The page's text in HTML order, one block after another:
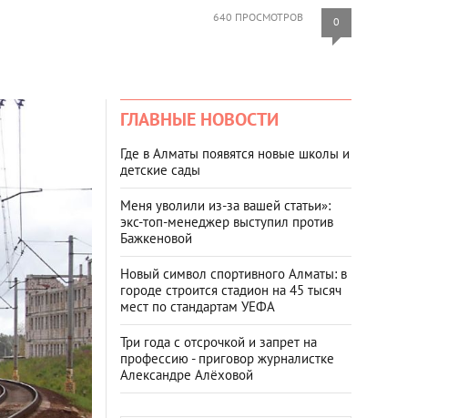
640 ПРОСМОТРОВ 0
ГЛАВНЫЕ НОВОСТИ
Где в Алматы появятся новые школы и
детские сады
Меня уволили из-за вашей статьи»:
экс-топ-менеджер выступил против
Бажкеновой
Новый символ спортивного Алматы: в
городе строится стадион на 45 тысяч
мест по стандартам УЕФА
Три года с отсрочкой и запрет на
профессию - приговор журналистке
Александре Алёховой